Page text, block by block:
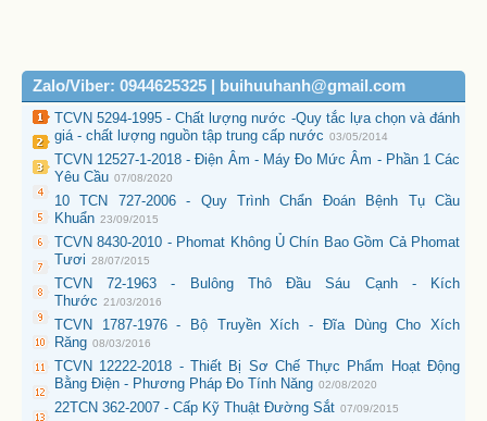
Zalo/Viber: 0944625325 | buihuuhanh@gmail.com
TCVN 5294-1995 - Chất lượng nước -Quy tắc lựa chọn và đánh
giá - chất lượng nguồn tập trung cấp nước 03/05/2014
TCVN 12527-1-2018 - Điện Âm - Máy Đo Mức Âm - Phần 1 Các
Yêu Cầu 07/08/2020
10 TCN 727-2006 - Quy Trình Chẩn Đoán Bệnh Tụ Cầu
Khuẩn 23/09/2015
TCVN 8430-2010 - Phomat Không Ủ Chín Bao Gồm Cả Phomat
Tươi 28/07/2015
TCVN 72-1963 - Bulông Thô Đầu Sáu Cạnh - Kích
Thước 21/03/2016
TCVN 1787-1976 - Bộ Truyền Xích - Đĩa Dùng Cho Xích
Răng 08/03/2016
TCVN 12222-2018 - Thiết Bị Sơ Chế Thực Phẩm Hoạt Động
Bằng Điện - Phương Pháp Đo Tính Năng 02/08/2020
22TCN 362-2007 - Cấp Kỹ Thuật Đường Sắt 07/09/2015